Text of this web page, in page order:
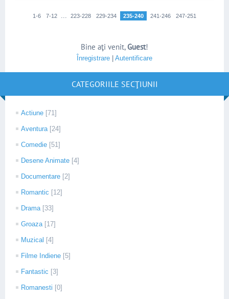
1-6 7-12 ... 223-228 229-234 235-240 241-246 247-251
Bine aţi venit, Guest!
Înregistrare Autentificare
CATEGORIILE SECŢIUNII
Actiune [71]
Aventura [24]
Comedie [51]
Desene Animate [4]
Documentare [2]
Romantic [12]
Drama [33]
Groaza [17]
Muzical [4]
Filme Indiene [5]
Fantastic [3]
Romanesti [0]